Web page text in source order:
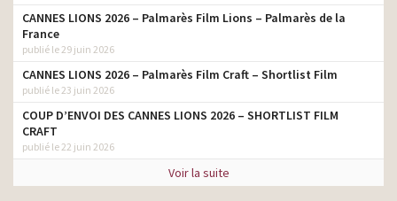
Bienvenue dans une vie
sans tabac
Les 1000 premiers jours
client
LGBT #JeFaisLaDifference
– Nous les amoureux
client
Anxieux, déprimé ? – En
soigner
client
CANNES LIONS 2026 – Palmarès Film Lions – Palmarès de la
France
publié le 29 juin 2026
CANNES LIONS 2026 – Palmarès Film Craft – Shortlist Film
publié le 23 juin 2026
COUP D’ENVOI DES CANNES LIONS 2026 – SHORTLIST FILM
CRAFT
publié le 22 juin 2026
Voir la suite